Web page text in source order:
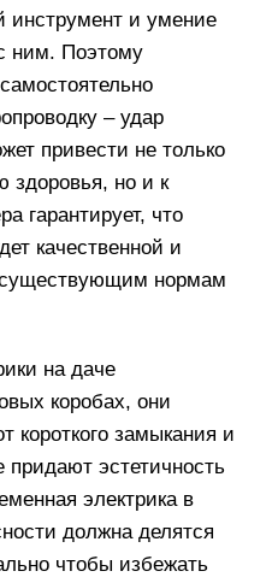
инструмент и умение
ним. Поэтому
– удар
привести не только
здоровья, но и к
гарантирует, что
качественной и
нормам
на даче
коробах, они
замыкания и
придают эстетичность
электрика в
должна делятся
чтобы избежать